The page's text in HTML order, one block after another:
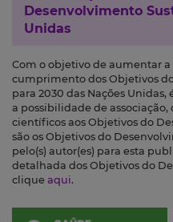
Desenvolvimento
Unidas
Com o objetivo de aumentar
cumprimento dos Objetivos
para 2030 das Nações
a possibilidade de
científicos aos Objetivos do
são os Objetivos do
pelo(s) autor(es) para esta
detalhada dos Objetivos do
clique aqui.